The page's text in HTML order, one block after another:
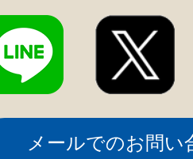
メールでのお問い